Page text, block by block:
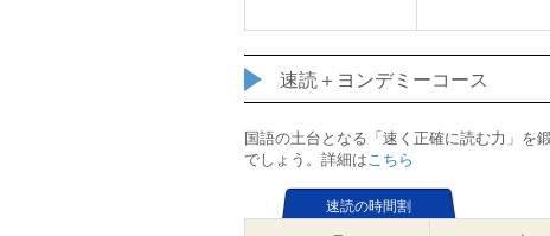
速読＋ヨンデミーコース
国語の土台となる「速く正確に読む力」を
でしょう。詳細はこちら
速読の時間割